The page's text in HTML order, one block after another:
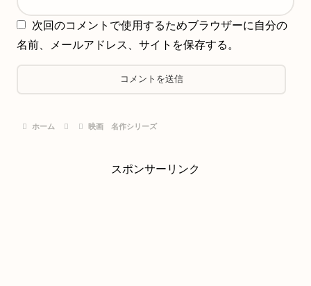
次回のコメントで使用するためブラウザーに自分の
名前、メールアドレス、サイトを保存する。
ホーム 映画 名作シリーズ
スポンサーリンク